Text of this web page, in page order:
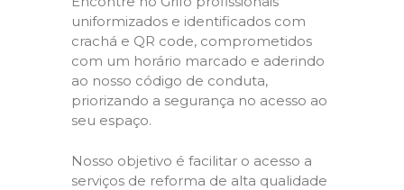
uniformizados e identificados com
crachá e QR code, comprometidos
com um horário marcado e aderindo
ao nosso código de conduta,
priorizando a segurança no acesso ao
seu espaço.
Nosso objetivo é facilitar o acesso a
serviços de reforma de alta qualidade